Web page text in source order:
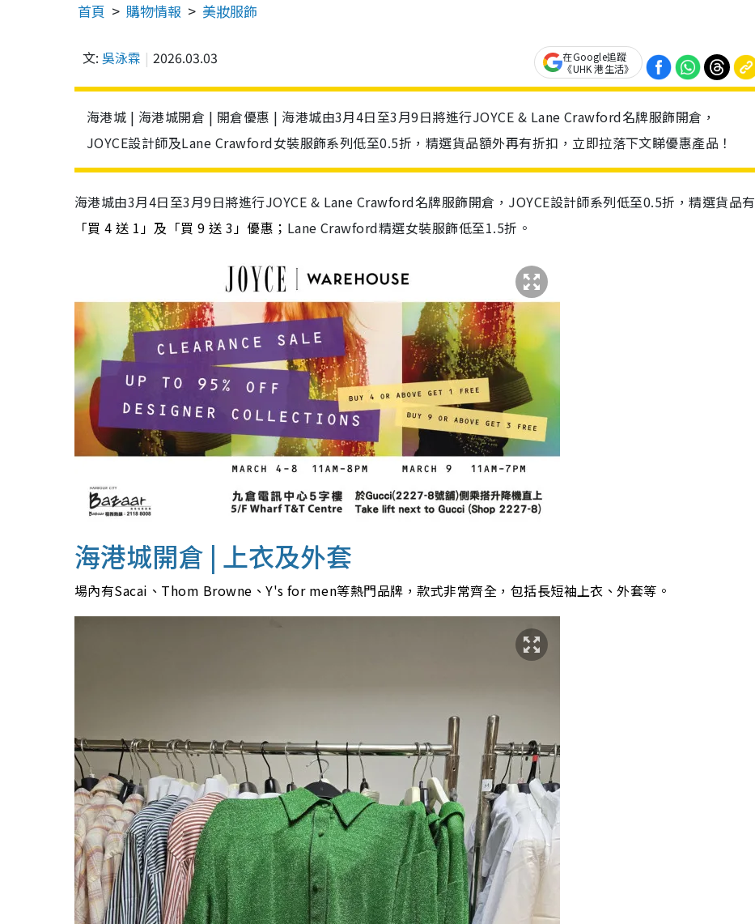
首頁 購物情報 美妝服飾
文: 吳泳霖 2026.03.03
在Google追蹤
《UHK 港生活》
海港城 | 海港城開倉 | 開倉優惠 | 海港城由3月4日至3月9日將進行JOYCE & Lane Crawford名牌服飾開倉，
JOYCE設計師及Lane Crawford女裝服飾系列低至0.5折，精選貨品額外再有折扣，立即拉落下文睇優惠產品！
海港城由3月4日至3月9日將進行JOYCE & Lane Crawford名牌服飾開倉，JOYCE設計師系列低至0.5折，精選貨品有
「買 4 送 1」及「買 9 送 3」優惠； Lane Crawford精選女裝服飾低至1.5折。
海港城開倉 | 上衣及外套
場內有Sacai、Thom Browne、Y's for men等熱門品牌，款式非常齊全，包括長短袖上衣、外套等。